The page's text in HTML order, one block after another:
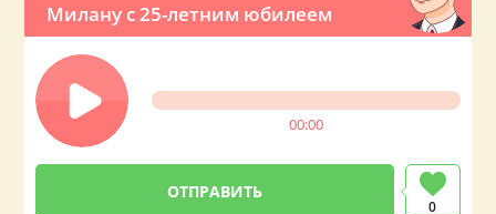
Милану с 25-летним юбилеем
00:00
0